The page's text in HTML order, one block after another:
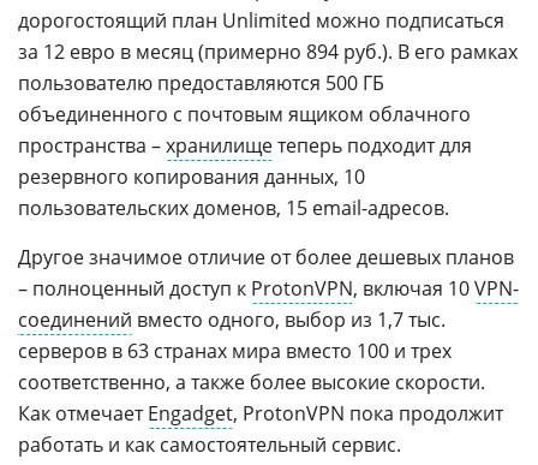
дорогостоящий план Unlimited можно подписаться
за 12 евро в месяц (примерно 894 руб.). В его рамках
пользователю предоставляются 500 ГБ
объединенного с почтовым ящиком облачного
пространства –хранилищетеперь подходит для
резервного копирования данных, 10
пользовательских доменов, 15 email-адресов.
Другое значимое отличие от более дешевых планов
– полноценный доступ к ProtonVPN, включая 10VPN-
соединений вместо одного, выбор из 1,7 тыс.
серверов в 63 странах мира вместо 100 и трех
соответственно, а также более высокие скорости.
Как отмечаетEngadget, ProtonVPN пока продолжит
работать и как самостоятельный сервис.